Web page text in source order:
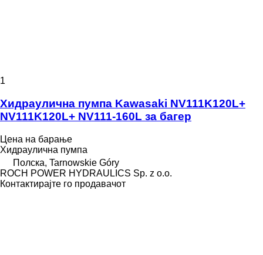
1
Хидраулична пумпа Kawasaki NV111K120L+
NV111K120L+ NV111-160L за багер
Цена на барање
Хидраулична пумпа
Полска, Tarnowskie Góry
ROCH POWER HYDRAULICS Sp. z o.o.
Контактирајте го продавачот